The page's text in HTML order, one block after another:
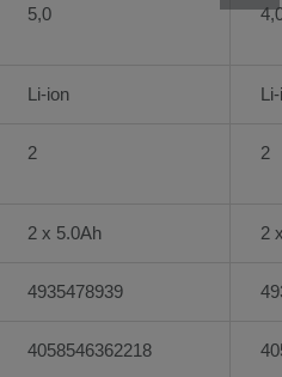
5,0
Li-ion
2
2 x 5.0Ah
4935478939
4058546362218
2
2